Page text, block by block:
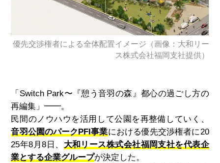
優先交渉権者による全体配置イメージ（画像：大和リー
ス株式会社福岡支社提供）
「 Switch Park〜『憩う音羽の森』都心の過ごし方の
再編集」━━。
民間のノウハウを活用して公園を再整備していく、
音羽公園のパークPFI事業における優先交渉権者に20
25年8 月8 日、 大和リース株式会社福岡支社を代表企
業とする企業グループが決定した。